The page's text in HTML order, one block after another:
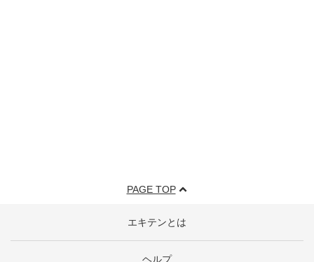
PAGE TOP
エキテンとは
ヘルプ